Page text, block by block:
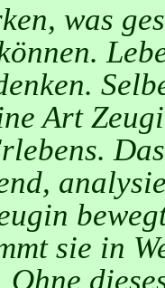
was
Art
sie in
Ohne